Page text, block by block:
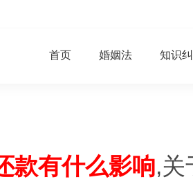
首页 婚姻法 知识
款有什么影响,关